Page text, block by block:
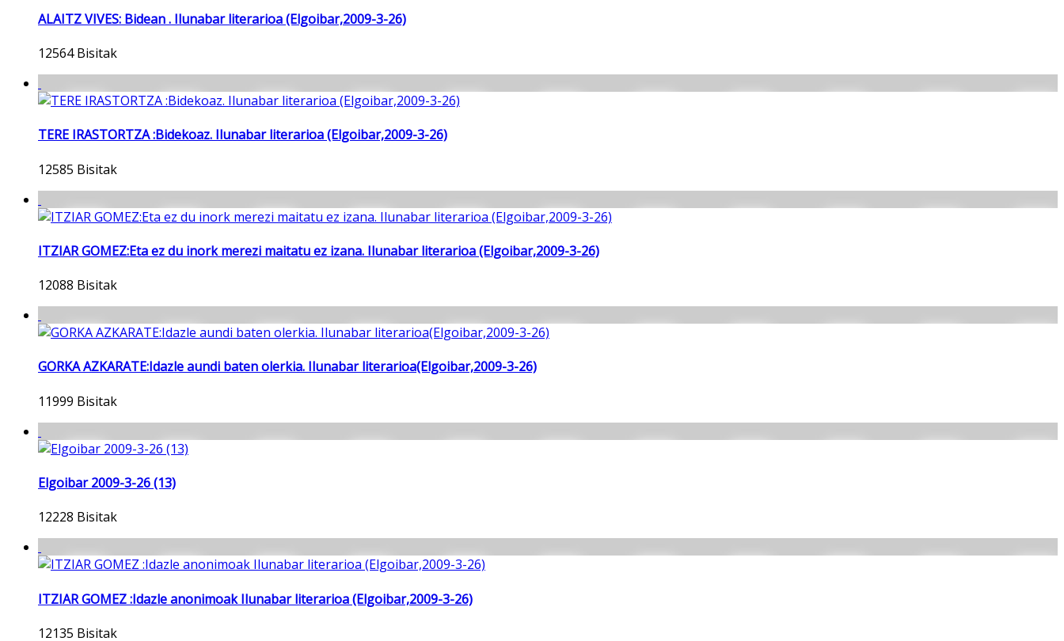
ALAITZ VIVES: Bidean . Ilunabar literarioa (Elgoibar,2009-3-26)
12564 Bisitak
TERE IRASTORTZA :Bidekoaz. Ilunabar literarioa (Elgoibar,2009-3-26)
12585 Bisitak
ITZIAR GOMEZ:Eta ez du inork merezi maitatu ez izana. Ilunabar literarioa (Elgoibar,2009-3-26)
12088 Bisitak
GORKA AZKARATE:Idazle aundi baten olerkia. Ilunabar literarioa(Elgoibar,2009-3-26)
11999 Bisitak
Elgoibar 2009-3-26 (13)
12228 Bisitak
ITZIAR GOMEZ :Idazle anonimoak Ilunabar literarioa (Elgoibar,2009-3-26)
12135 Bisitak